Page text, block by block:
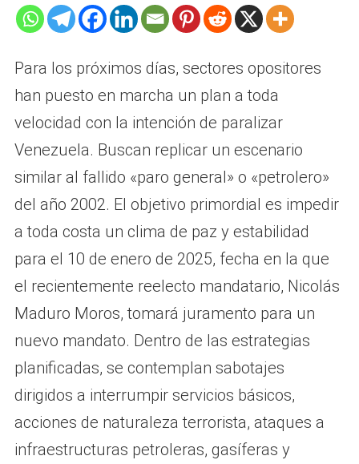
Para los próximos días, sectores opositores
han puesto en marcha un plan a toda
velocidad con la intención de paralizar
Venezuela. Buscan replicar un escenario
similar al fallido «paro general» o «petrolero»
del año 2002. El objetivo primordial es impedir
a toda costa un clima de paz y estabilidad
para el 10 de enero de 2025, fecha en la que
el recientemente reelecto mandatario, Nicolás
Maduro Moros, tomará juramento para un
nuevo mandato. Dentro de las estrategias
planificadas, se contemplan sabotajes
dirigidos a interrumpir servicios básicos,
acciones de naturaleza terrorista, ataques a
infraestructuras petroleras, gasíferas y